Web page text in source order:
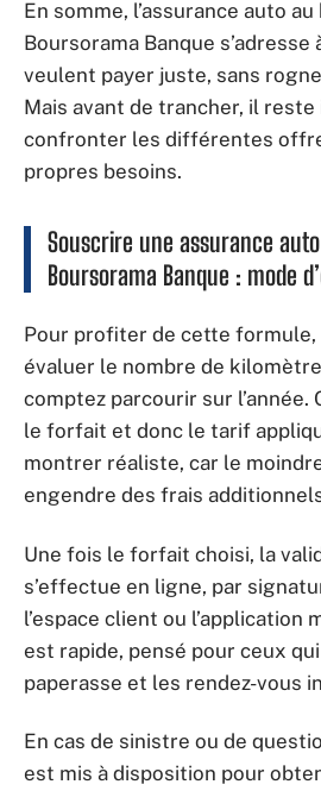
En somme, l’assurance auto
Boursorama Banque s’adresse
veulent payer juste, sans
Mais avant de trancher, il
confronter les différentes
propres besoins.
Souscrire une assurance
Boursorama Banque : mode
Pour profiter de cette formule,
évaluer le nombre de
comptez parcourir sur l’année.
le forfait et donc le tarif
montrer réaliste, car le
engendre des frais
Une fois le forfait choisi, la
s’effectue en ligne, par
l’espace client ou l’application
est rapide, pensé pour ceux
paperasse et les rendez-vous
En cas de sinistre ou de
est mis à disposition pour